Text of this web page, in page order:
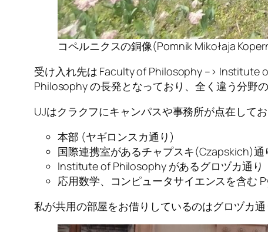
コペルニクスの銅像(Pomnik Mikołaja
受け入れ先は Faculty of Philosophy –>
Philosophy の長発となっており、全く違う分野
UJはクラクフにキャンパスや事務所が点在して
本部 (ヤギロンスカ通り)
国際連携室があるチャプスキ(Czapskich)通
Institute of Philosophy があるグロヅカ通り
応用数学、コンピュータサイエンスを含む
私が共用の部屋をお借りしているのはグロヅカ